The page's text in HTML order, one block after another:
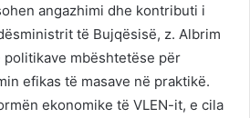
angazhimi dhe kontributi i
të Bujqësisë, z. Albrim
politikave mbështetëse për
efikas të masave në praktikë.
ekonomike të VLEN-it, e cila